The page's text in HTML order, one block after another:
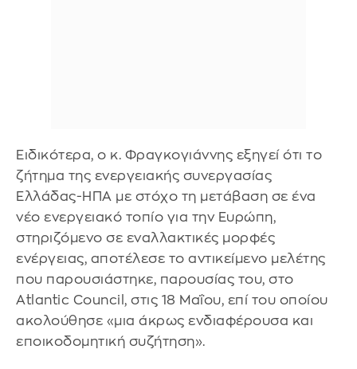
Ειδικότερα, ο κ. Φραγκογιάννης εξηγεί ότι το
ζήτημα της ενεργειακής συνεργασίας
Ελλάδας-ΗΠΑ με στόχο τη μετάβαση σε ένα
νέο ενεργειακό τοπίο για την Ευρώπη,
στηριζόμενο σε εναλλακτικές μορφές
ενέργειας, αποτέλεσε το αντικείμενο μελέτης
που παρουσιάστηκε, παρουσίας του, στο
Atlantic Council, στις 18 Μαΐου, επί του οποίου
ακολούθησε «μια άκρως ενδιαφέρουσα και
εποικοδομητική συζήτηση».